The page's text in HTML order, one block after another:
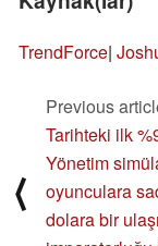
TrendForce|
⟨
Previous
Tarihteki ilk
Yönetim
oyunculara
dolara bir